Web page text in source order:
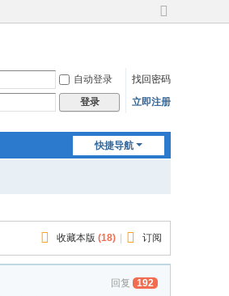
切
版
自动登录
找回密码
登录 立即注册
快捷导航
收藏本版 (18) 订阅
回复 192